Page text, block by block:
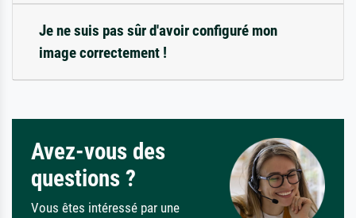
Je ne suis pas sûr d'avoir configuré mon
image correctement !
Avez-vous des
questions ?
Vous êtes intéressé par une